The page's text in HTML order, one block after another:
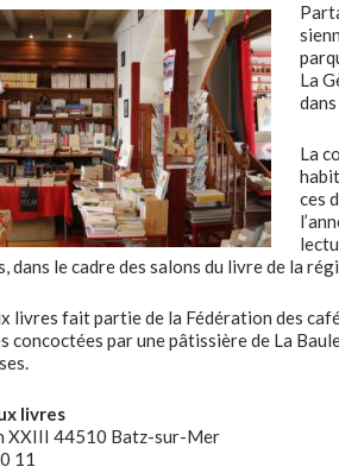
La
La
ces
dans le cadre des salons du livre de la
livres fait partie de la Fédération des
concoctées par une pâtissière de La
livres
XXIII 44510 Batz-sur-Mer
11